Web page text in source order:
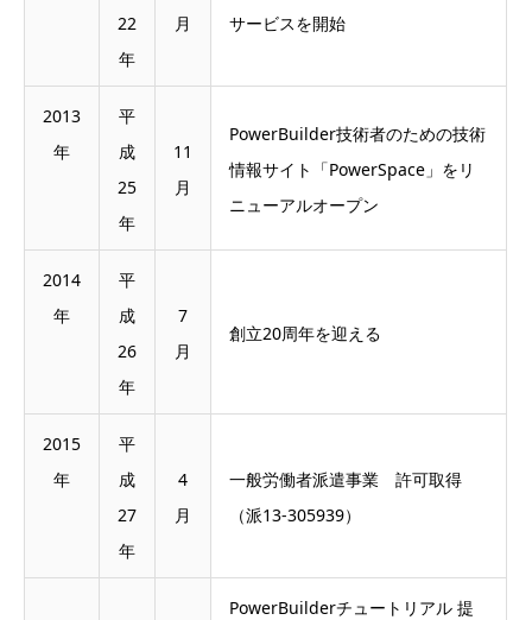
22
年
月
サービスを開始
2013
年
平
成
25
年
11
月
PowerBuilder技術者のための技術
情報サイト「PowerSpace」をリ
ニューアルオープン
2014
年
平
成
26
年
7
月
創立20周年を迎える
2015
年
平
成
27
年
4
月
一般労働者派遣事業 許可取得
（派13-305939）
PowerBuilderチュートリアル 提